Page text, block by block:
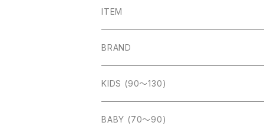
ITEM
outer
tops
cut sew
bottom
BRAND
Amber (kids)
Aosta (baby&kids)
KIDS (90〜130)
BABY (70〜90)